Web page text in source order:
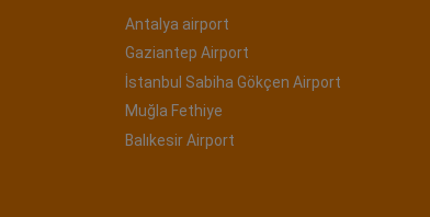
Antalya airport
Gaziantep Airport
İstanbul Sabiha Gökçen Airport
Muğla Fethiye
Balıkesir Airport